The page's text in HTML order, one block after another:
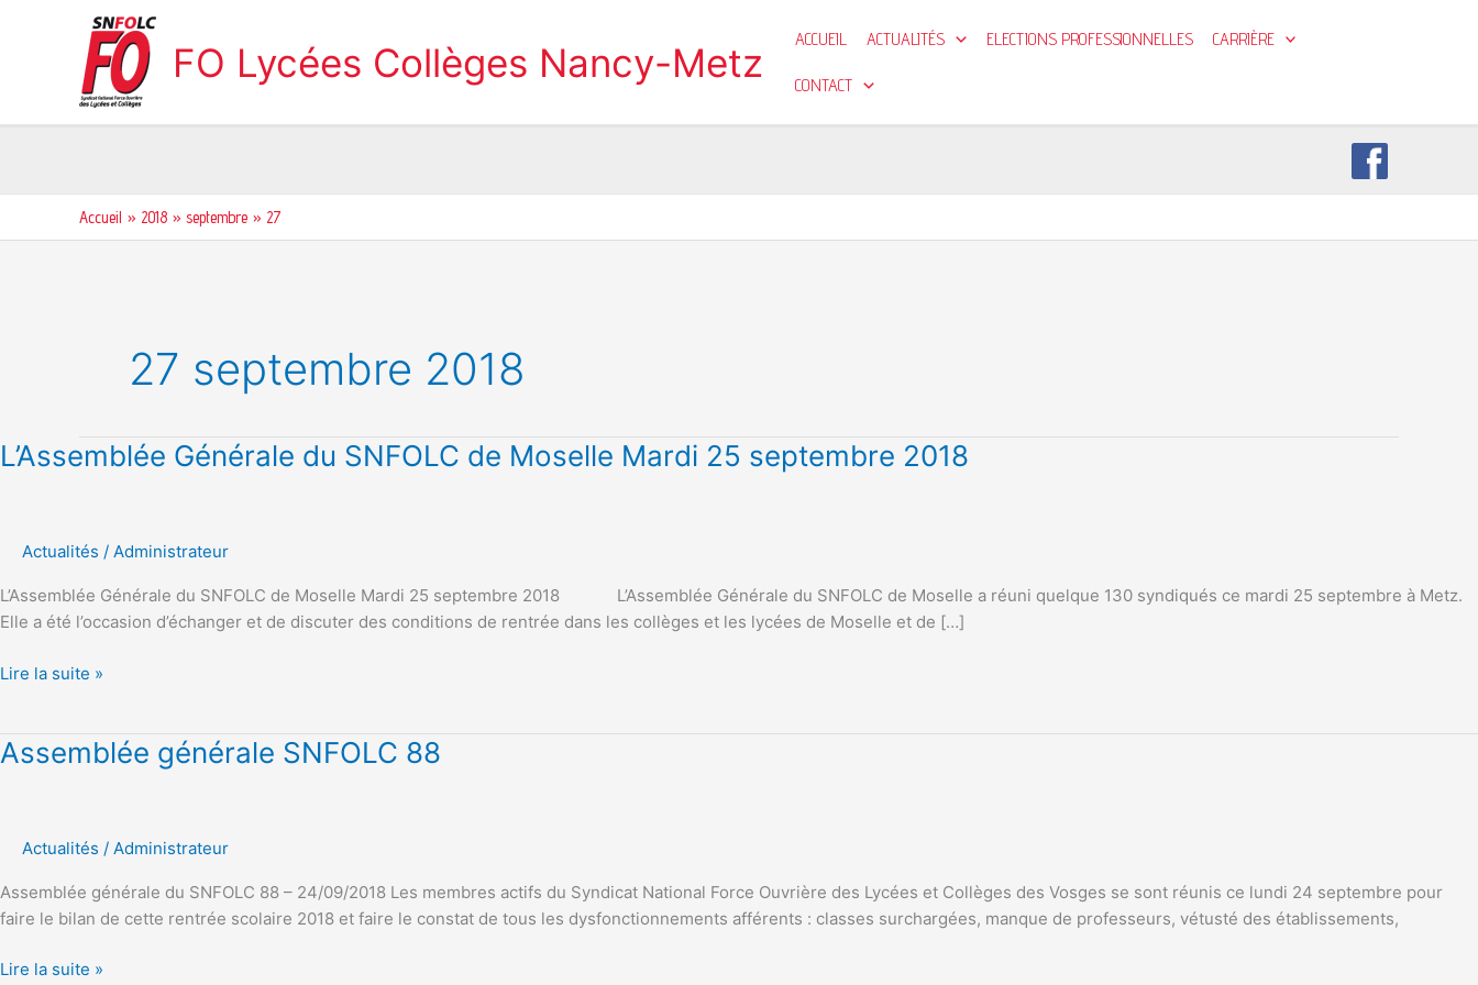
FO Lycées Collèges Nancy-Metz
ACCUEIL ACTUALITÉS ELECTIONS PROFESSIONNELLES CARRIÈRE
CONTACT
Accueil 2018 septembre 27
27 septembre 2018
L’Assemblée Générale du SNFOLC de Moselle Mardi 25 septembre 2018
Actualités / Administrateur
L’Assemblée Générale du SNFOLC de Moselle Mardi 25 septembre 2018 L’Assemblée Générale du SNFOLC de Moselle a réuni quelque 130 syndiqués ce mardi 25 septembre à Metz.
Elle a été l’occasion d’échanger et de discuter des conditions de rentrée dans les collèges et les lycées de Moselle et de […]
L’Assemblée
Mardi
25
2018
Lire la suite »
Assemblée générale SNFOLC 88
Actualités / Administrateur
Assemblée générale du SNFOLC 88 – 24/09/2018 Les membres actifs du Syndicat National Force Ouvrière des Lycées et Collèges des Vosges se sont réunis ce lundi 24 septembre pour
faire le bilan de cette rentrée scolaire 2018 et faire le constat de tous les dysfonctionnements afférents : classes surchargées, manque de professeurs, vétusté des établissements,
Assemblée
Lire la suite »